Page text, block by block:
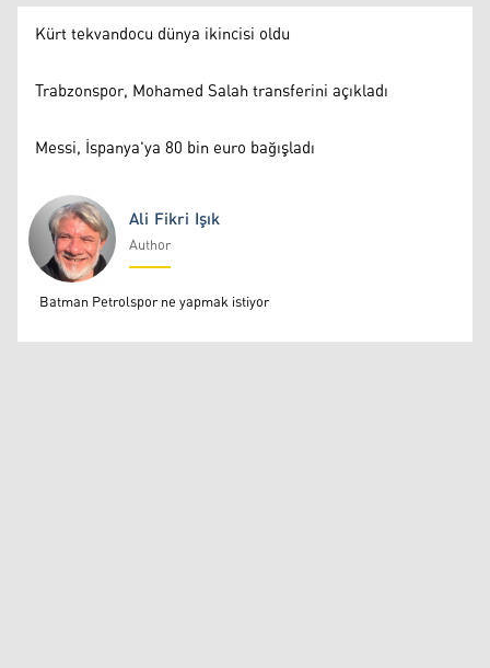
Kürt tekvandocu dünya ikincisi oldu
Trabzonspor, Mohamed Salah transferini açıkladı
Messi, İspanya'ya 80 bin euro bağışladı
Ali Fikri Işık
Ali Fikri Işık
Author
Batman Petrolspor ne yapmak istiyor